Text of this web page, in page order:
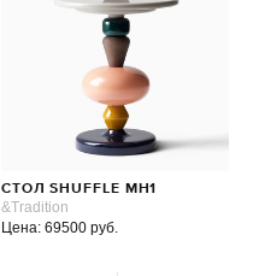
СТОЛ SHUFFLE MH1
&Tradition
Цена: 69500 руб.